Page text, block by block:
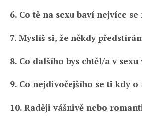
6. Co tě na sexu baví nejvíce se
7. Myslíš si, že někdy
8. Co dalšího bys chtěl/a v sexu
9. Co nejdivočejšího se ti kdy o
10. Raději vášnivě nebo